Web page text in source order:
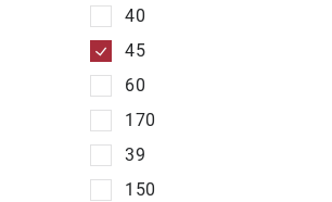
40
45
60
170
39
150